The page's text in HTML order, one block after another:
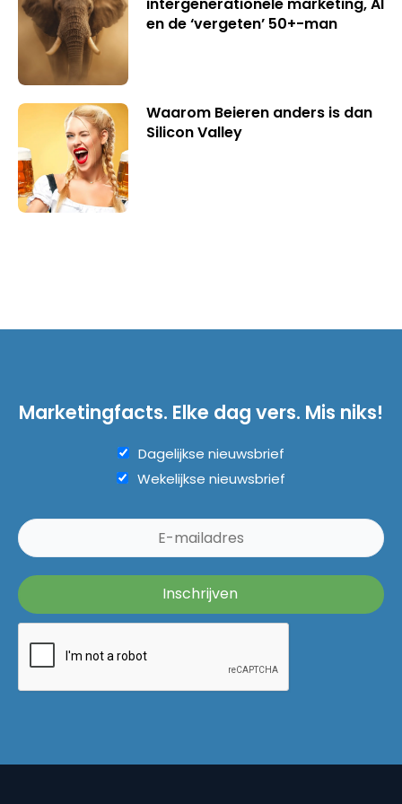
en de ‘vergeten’ 50+-man
Waarom Beieren anders is dan
Silicon Valley
Marketingfacts. Elke dag vers. Mis niks!
Dagelijkse nieuwsbrief
Wekelijkse nieuwsbrief